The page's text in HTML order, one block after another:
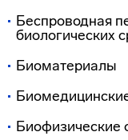
Беспроводная
биологических
Биоматериалы
Биофизические